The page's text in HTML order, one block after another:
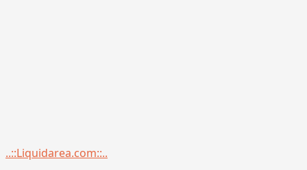
Menu
..::Liquidarea.com::..